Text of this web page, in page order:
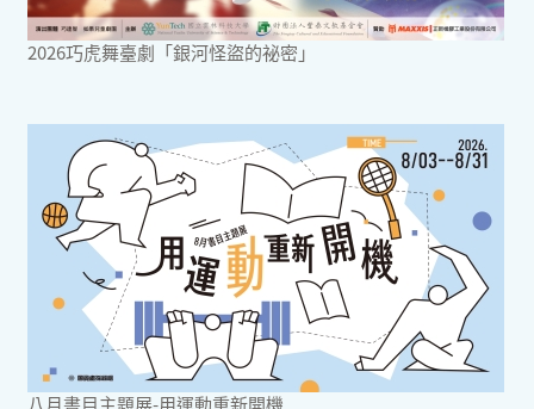
2026巧虎舞臺劇「銀河怪盜的祕密」
八月書目主題展-用運動重新開機